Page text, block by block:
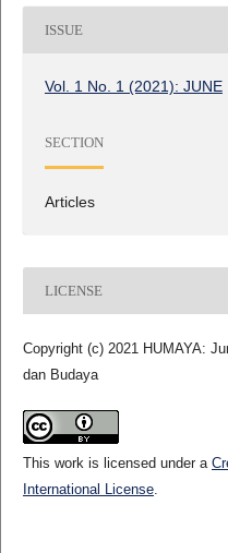
ISSUE
Vol. 1 No. 1 (2021): JUNE
SECTION
Articles
LICENSE
Copyright (c) 2021 HUMAYA:
dan Budaya
This work is licensed under a
International License.